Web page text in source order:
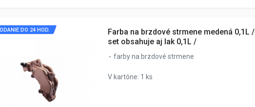
DO 24 HOD.
Farba na brzdové strmene medená 0,1L /
set obsahuje aj lak 0,1L /
farby na brzdové strmene
V kartóne: 1 ks